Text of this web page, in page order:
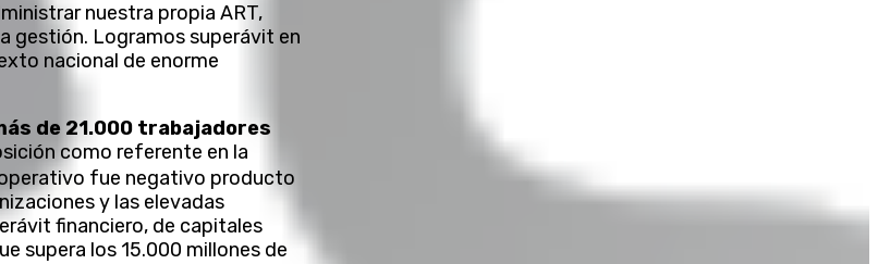
nuestra propia ART,
gestión. Logramos superávit en
nacional de enorme
de 21.000 trabajadores
como referente en la
fue negativo producto
y las elevadas
financiero, de capitales
supera los 15.000 millones de